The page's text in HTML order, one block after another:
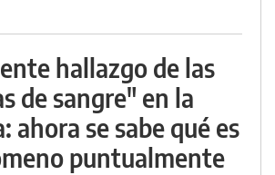
hallazgo de las
de sangre" en la
ahora se sabe qué es
puntualmente